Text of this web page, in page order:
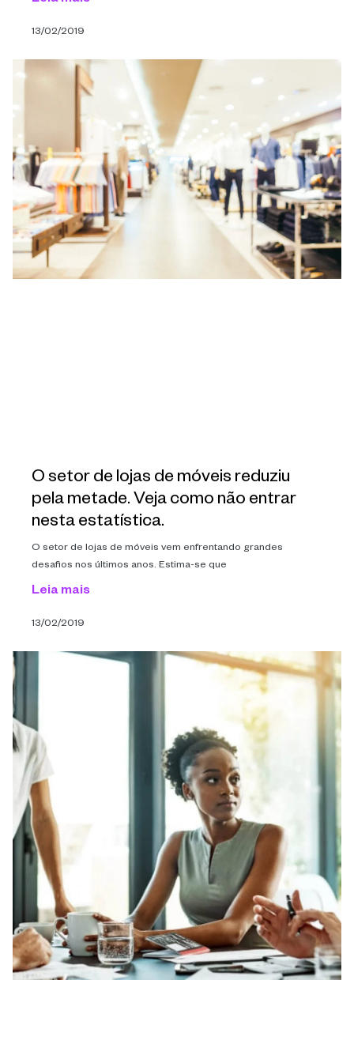
13/02/2019
O setor de lojas de móveis reduziu
pela metade. Veja como não entrar
nesta estatística.
O setor de lojas de móveis vem enfrentando grandes
desafios nos últimos anos. Estima-se que
Leia mais
13/02/2019